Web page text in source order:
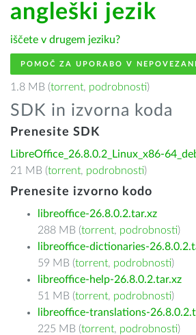
angleški jezik
iščete v drugem jeziku?
POMOČ ZA UPORABO V
1.8 MB (torrent, podrobnosti)
SDK in izvorna koda
Prenesite SDK
LibreOffice_26.8.0.2_Linux_x86-
21 MB (torrent, podrobnosti)
Prenesite izvorno kodo
libreoffice-26.8.0.2.tar.xz
288 MB (torrent, podrobnosti)
libreoffice-dictionaries-
59 MB (torrent, podrobnosti)
libreoffice-help-26.8.0.2.tar.xz
51 MB (torrent, podrobnosti)
libreoffice-translations-
225 MB (torrent, podrobnosti)